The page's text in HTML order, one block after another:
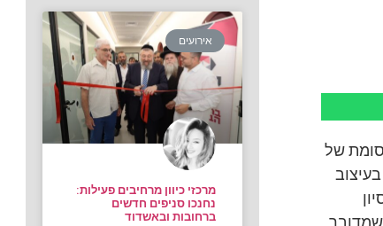
של
שמדובר
אירועים
מרכזי כיוון מרחיבים פעילות:
נחנכו סניפים חדשים
ברחובות ובאשדוד